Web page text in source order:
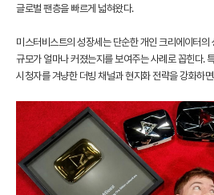
글로벌 팬층을 빠르게 넓혀왔다.
미스터비스트의 성장세는 단순한 개인 크리에이터의
규모가 얼마나 커졌는지를 보여주는 사례로 꼽힌다.
시청자를 겨냥한 더빙 채널과 현지화 전략을 강화하